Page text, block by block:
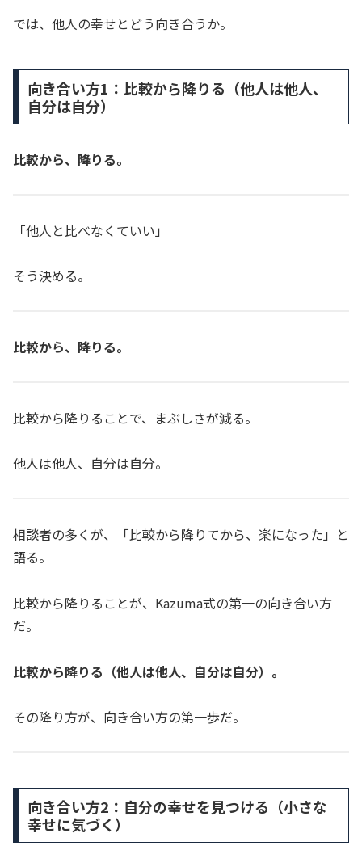
では、他人の幸せとどう向き合うか。
向き合い方1：比較から降りる（他人は他人、
自分は自分）
比較から、降りる。
「他人と比べなくていい」
そう決める。
比較から、降りる。
比較から降りることで、まぶしさが減る。
他人は他人、自分は自分。
相談者の多くが、「比較から降りてから、楽になった」と
語る。
比較から降りることが、Kazuma式の第一の向き合い方
だ。
比較から降りる（他人は他人、自分は自分）。
その降り方が、向き合い方の第一歩だ。
向き合い方2：自分の幸せを見つける（小さな
幸せに気づく）